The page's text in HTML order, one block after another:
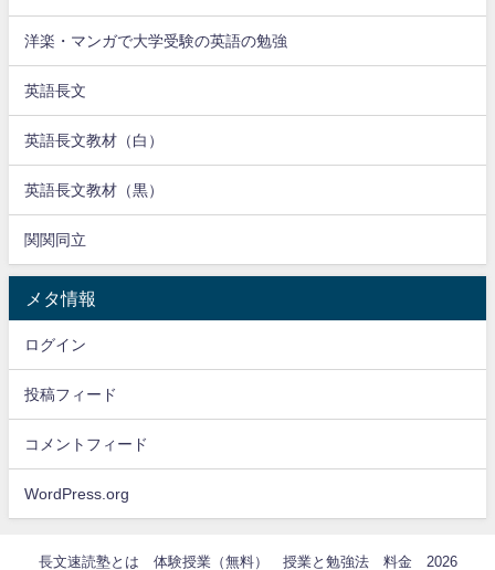
洋楽・マンガで大学受験の英語の勉強
英語長文
英語長文教材（白）
英語長文教材（黒）
関関同立
メタ情報
ログイン
投稿フィード
コメントフィード
WordPress.org
長文速読塾とは 体験授業（無料） 授業と勉強法 料金 2026